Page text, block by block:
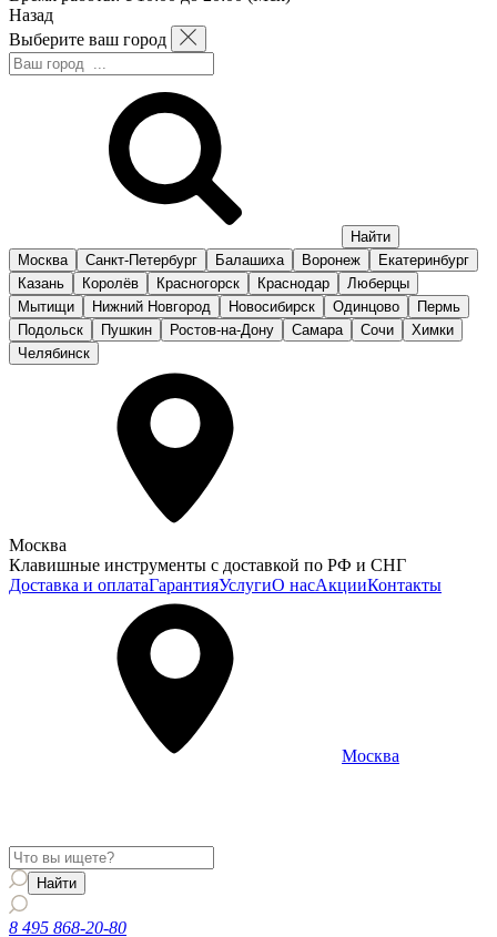
Назад
Выберите ваш город
Москва Санкт-Петербург Балашиха Воронеж
Екатеринбург
Казань
Королёв Красногорск Краснодар
Люберцы
Мытищи
Нижний Новгород Новосибирск Одинцово
Пермь
Подольск
Пушкин Ростов-на-Дону Самара Сочи
Химки
Челябинск
Москва
Клавишные инструменты с доставкой по РФ и СНГ
Доставка и оплатаГарантияУслугиО насАкцииКонтакты
Москва
8 495 868-20-80